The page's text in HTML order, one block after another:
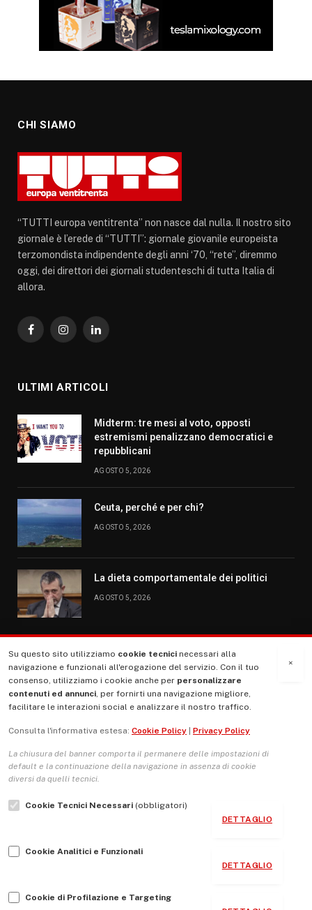
CHI SIAMO
“TUTTI europa ventitrenta” non nasce dal nulla. Il nostro sito
giornale è l’erede di “TUTTI”: giornale giovanile europeista
terzomondista indipendente degli anni ‘70, “rete”, diremmo
oggi, dei direttori dei giornali studenteschi di tutta Italia di
allora.
FacebookInstagramLinkedIn
ULTIMI ARTICOLI
Midterm: tre mesi al voto, opposti
estremismi penalizzano democratici e
repubblicani
AGOSTO 5, 2026
Ceuta, perché e per chi?
AGOSTO 5, 2026
La dieta comportamentale dei politici
AGOSTO 5, 2026
MENU
La Nostra Storia
Le Copertine
L’Associazione
Indirizzo Socio Politico Culturale
Guida per le autrici e gli autori
×
Su questo sito utilizziamo cookie tecnici necessari alla
navigazione e funzionali all'erogazione del servizio. Con il tuo
consenso, utilizziamo i cookie anche per personalizzare
contenuti ed annunci, per fornirti una navigazione migliore,
facilitare le interazioni social e analizzare il nostro traffico.
Consulta l'informativa estesa: Cookie Policy Privacy Policy
La chiusura del banner comporta il permanere delle impostazioni di
default e la continuazione della navigazione in assenza di cookie
diversi da quelli tecnici.
Cookie Tecnici Necessari (obbligatori)
DETTAGLIO
Cookie Analitici e Funzionali
DETTAGLIO
Cookie di Profilazione e Targeting